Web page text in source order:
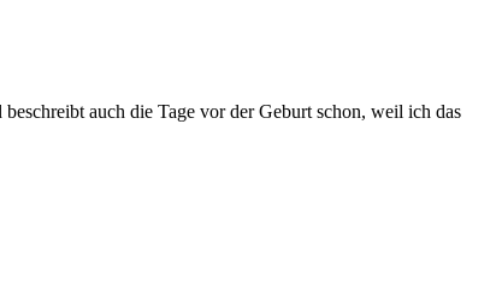
auch die Tage vor der Geburt schon, weil ich das